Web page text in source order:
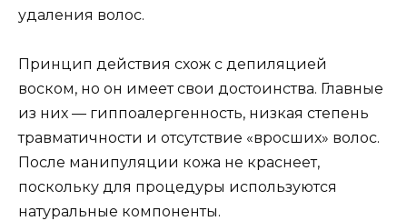
удаления волос.
Принцип действия схож с депиляцией
воском, но он имеет свои достоинства. Главные
из них — гиппоалергенность, низкая степень
травматичности и отсутствие «вросших» волос.
После манипуляции кожа не краснеет,
поскольку для процедуры используются
натуральные компоненты.